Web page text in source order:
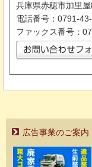
兵庫県赤穂市加里
電話番号：0791-
ファックス番号：
広告事業のご案内